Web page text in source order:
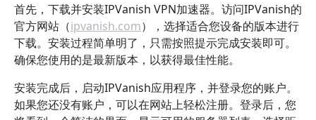
首先，下载并安装IPVanish VPN加速器。访问IPVanish的
官方网站（ipvanish.com），选择适合您设备的版本进行
下载。安装过程简单明了，只需按照提示完成安装即可。
确保您使用的是最新版本，以获得最佳性能。
安装完成后，启动IPVanish应用程序，并登录您的账户。
如果您还没有账户，可以在网站上轻松注册。登录后，您